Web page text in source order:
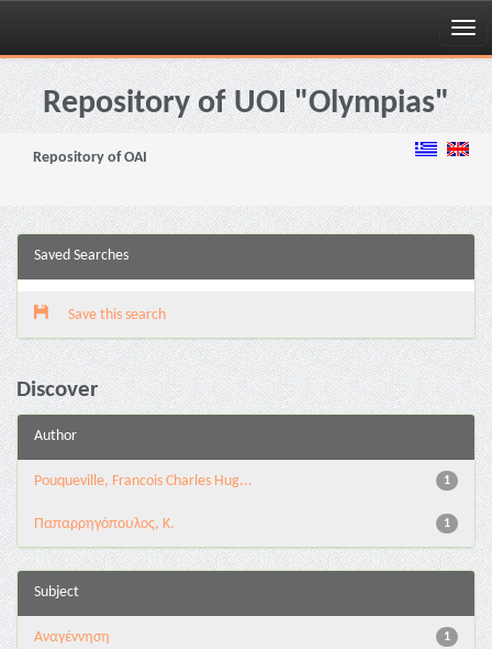
Skip
navigationRepository of UOI "Olympias"
Repository of OAI
Saved Searches
Save this search
Discover
Author
1
Pouqueville, Francois Charles Hug...
1
Παπαρρηγόπουλος, Κ.
Subject
1
Αναγέννηση